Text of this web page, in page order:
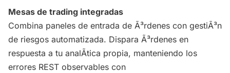
Mesas de trading integradas
Combina paneles de entrada de Ã³rdenes con gestiÃ³n
de riesgos automatizada. Dispara Ã³rdenes en
respuesta a tu analÃ­tica propia, manteniendo los
errores REST observables con